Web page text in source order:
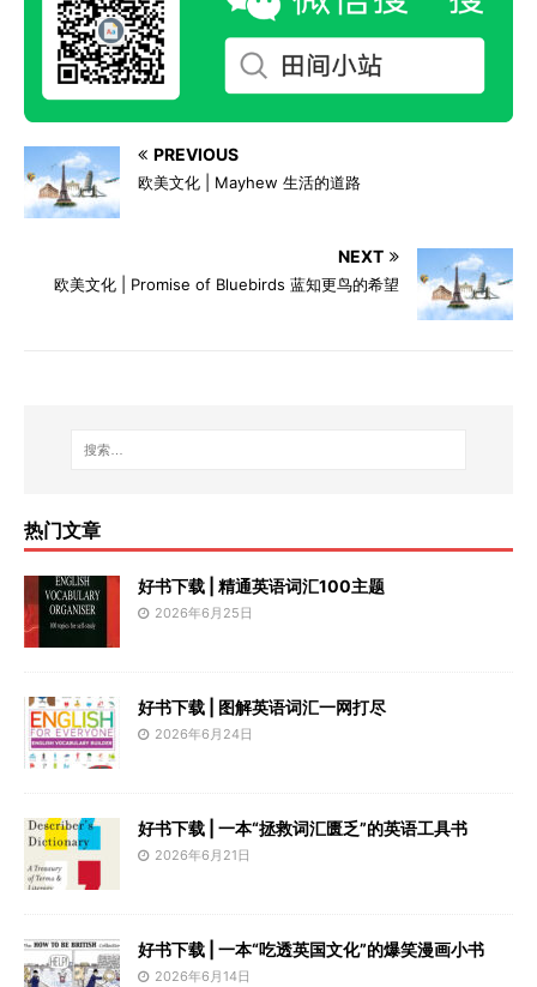
PREVIOUS
欧美文化 | Mayhew 生活的道路
NEXT
欧美文化 | Promise of Bluebirds 蓝知更鸟的希望
热门文章
好书下载 | 精通英语词汇100主题
2026年6月25日
好书下载 | 图解英语词汇一网打尽
2026年6月24日
好书下载 | 一本“拯救词汇匮乏”的英语工具书
2026年6月21日
好书下载 | 一本“吃透英国文化”的爆笑漫画小书
2026年6月14日